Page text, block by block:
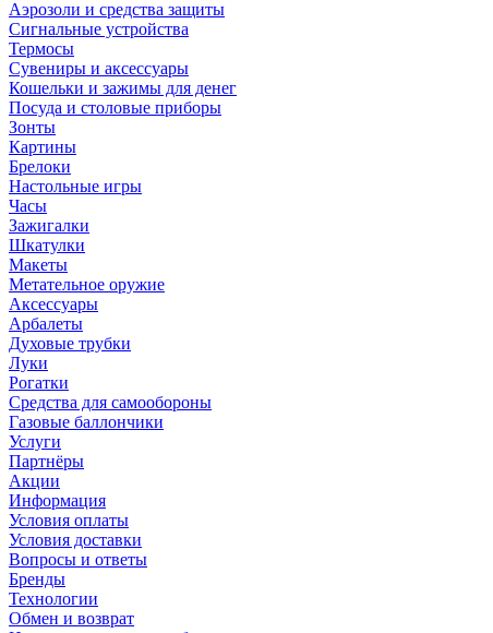
Аэрозоли и средства защиты
Сигнальные устройства
Термосы
Сувениры и аксессуары
Кошельки и зажимы для денег
Посуда и столовые приборы
Зонты
Картины
Брелоки
Настольные игры
Часы
Зажигалки
Шкатулки
Макеты
Метательное оружие
Аксессуары
Арбалеты
Духовые трубки
Луки
Рогатки
Средства для самообороны
Газовые баллончики
Услуги
Партнёры
Акции
Информация
Условия оплаты
Условия доставки
Вопросы и ответы
Бренды
Технологии
Обмен и возврат